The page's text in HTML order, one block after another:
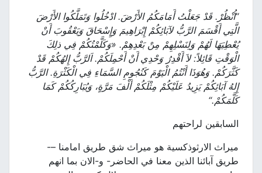
“اُنْظُرْ. قَدْ جَعَلْتُ أَمَامَكُمُ الأَرْضَ. ادْخُلُوا وَتَمَلَّكُوا الأَرْضَ
الَّتِي أَقْسَمَ الرَّبُّ لآبَائِكُمْ إِبْرَاهِيمَ وَإِسْحَاقَ وَيَعْقُوبَ أَنْ
يُعْطِيَهَا لَهُمْ وَلِنَسْلِهِمْ مِنْ بَعْدِهِمْ.
«وَكَلَّمْتُكُمْ فِي ذلِكَ
الْوَقْتِ قَائِلاً: لاَ أَقْدِرُ وَحْدِي أَنْ أَحْمِلَكُمْ. اَلرَّبُّ إِلهُكُمْ قَدْ
كَثَّرَكُمْ. وَهُوَذَا أَنْتُمُ الْيَوْمَ كَنُجُومِ السَّمَاءِ فِي الْكَثْرَةِ. الرَّبُّ
إِلهُ آبَائِكُمْ يَزِيدُ عَلَيْكُمْ مِثْلَكُمْ أَلْفَ مَرَّةٍ، وَيُبَارِكُكُمْ كَمَا
كَلَّمَكُمْ.
“
السابقين لراحتهم
ميراث الارثوذكسية هو ميراث شق طريق امامنا –-
طريق آبائنا الذين معنا في الحاضر- و-الان بما انهم